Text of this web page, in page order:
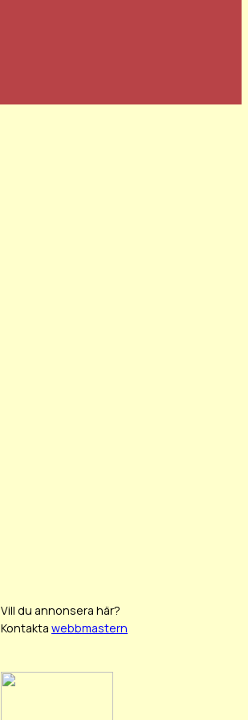
Vill du annonsera här?
Kontakta webbmastern